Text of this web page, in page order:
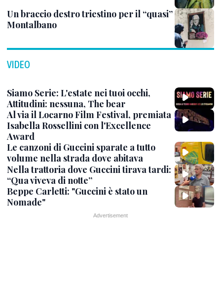
Un braccio destro triestino per il “quasi”
Montalbano
VIDEO
Siamo Serie: L'estate nei tuoi occhi,
Attitudini: nessuna, The bear
Al via il Locarno Film Festival, premiata
Isabella Rossellini con l'Excellence
Award
Le canzoni di Guccini sparate a tutto
volume nella strada dove abitava
Nella trattoria dove Guccini tirava tardi:
“Qua viveva di notte”
Beppe Carletti: "Guccini è stato un
Nomade"